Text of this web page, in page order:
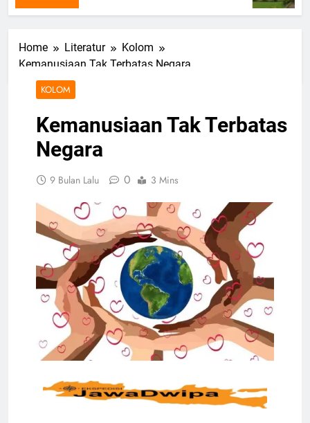
Gempa Susulan
Home Literatur
Kolom
Kemanusiaan Tak Terbatas Negara
KOLOM
Kemanusiaan Tak Terbatas
Negara
9 Bulan Lalu 0 3 Mins